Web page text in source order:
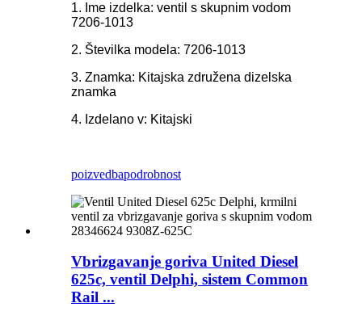
1. Ime izdelka: ventil s skupnim vodom
7206-1013
2. Številka modela: 7206-1013
3. Znamka: Kitajska združena dizelska
znamka
4. Izdelano v: Kitajski
poizvedbapodrobnost
Vbrizgavanje goriva United Diesel
625c, ventil Delphi, sistem Common
Rail ...